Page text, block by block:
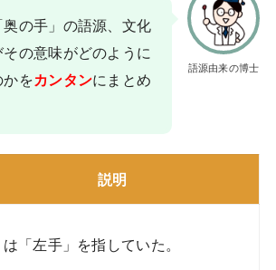
語源由来の博士
の手」の語源、文化
の意味がどのように
をカンタンにまとめ
説明
「左手」を指していた。